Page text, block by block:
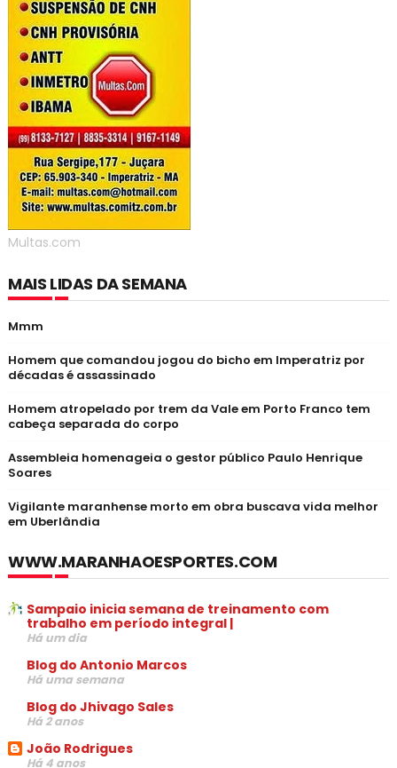
Multas.com
MAIS LIDAS DA SEMANA
Mmm
Homem que comandou jogou do bicho em Imperatriz por
décadas é assassinado
Homem atropelado por trem da Vale em Porto Franco tem
cabeça separada do corpo
Assembleia homenageia o gestor público Paulo Henrique
Soares
Vigilante maranhense morto em obra buscava vida melhor
em Uberlândia
WWW.MARANHAOESPORTES.COM
Sampaio inicia semana de treinamento com
trabalho em período integral |
Há um dia
Blog do Antonio Marcos
Há uma semana
Blog do Jhivago Sales
Há 2 anos
João Rodrigues
Há 4 anos